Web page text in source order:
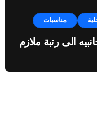
مناسبات
الى رتبة ملازم